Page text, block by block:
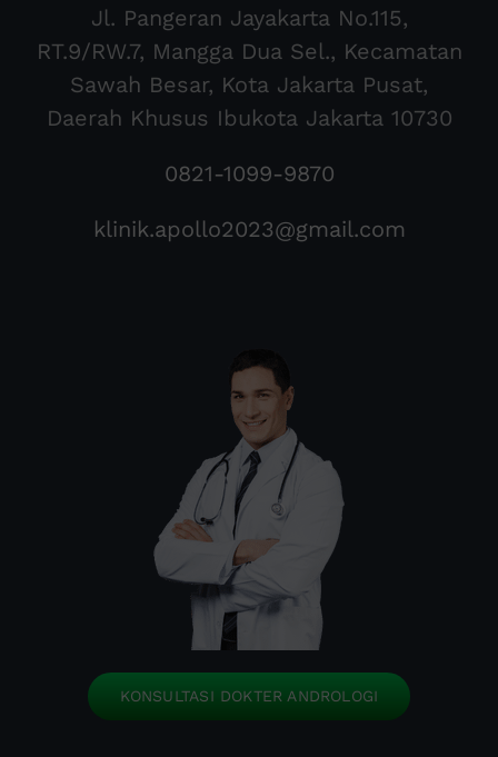
Jl. Pangeran Jayakarta No.115,
RT.9/RW.7, Mangga Dua Sel., Kecamatan
Sawah Besar, Kota Jakarta Pusat,
Daerah Khusus Ibukota Jakarta 10730
0821-1099-9870
klinik.apollo2023@gmail.com
KONSULTASI DOKTER ANDROLOGI